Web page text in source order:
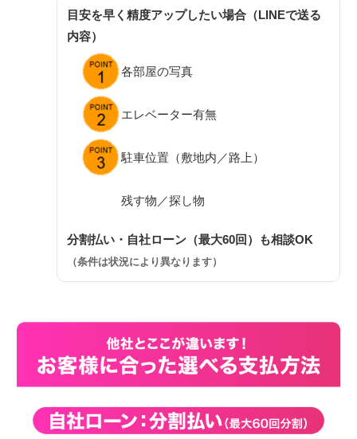
目安を早く精度アップしたい場合（LINEで送る
内容）
各部屋の写真
エレベーター有無
駐車位置（敷地内／路上）
残す物／探し物
分割払い・自社ローン（最大60回）も相談OK
（条件は状況により異なります）